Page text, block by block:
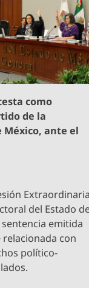
como
de la
México, ante el
del Estado
emitida
con
político-